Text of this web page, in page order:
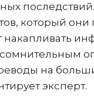
который они
накапливать
сомнительным
на
эксперт.